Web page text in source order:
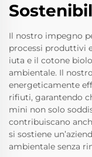
Il nostro impegno
processi produttivi
iuta e il cotone
ambientale. Il
energeticamente
rifiuti, garantendo
mini non solo
contribuiscano
si sostiene
ambientale senza